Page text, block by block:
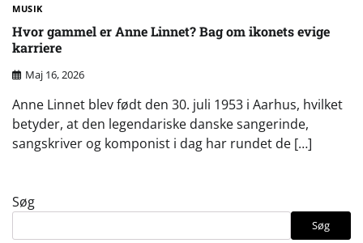
MUSIK
Hvor gammel er Anne Linnet? Bag om ikonets evige
karriere
Maj 16, 2026
Anne Linnet blev født den 30. juli 1953 i Aarhus, hvilket
betyder, at den legendariske danske sangerinde,
sangskriver og komponist i dag har rundet de […]
Søg
Søg